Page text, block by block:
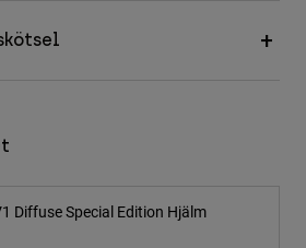
Diffuse Special Edition Hjälm